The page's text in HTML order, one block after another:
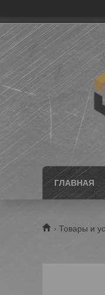
ГЛАВНАЯ
Товары и